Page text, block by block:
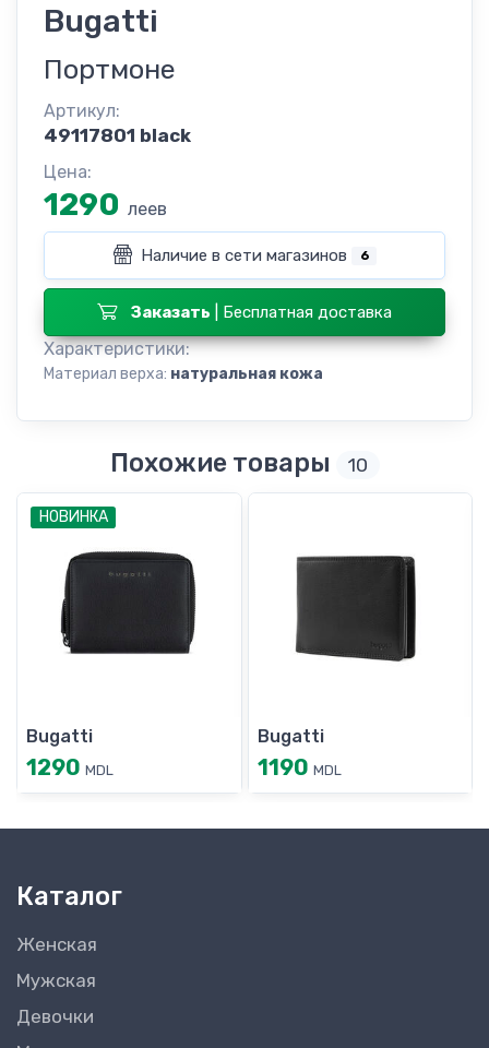
Bugatti
Портмоне
Артикул:
49117801 black
Цена:
1290 леев
Наличие в сети магазинов 6
Заказать | Бесплатная доставка
Характеристики:
Материал верха: натуральная кожа
Похожие товары 10
НОВИНКА
Bugatti
1290 MDL
Bugatti
1190 MDL
Каталог
Женская
Мужская
Девочки